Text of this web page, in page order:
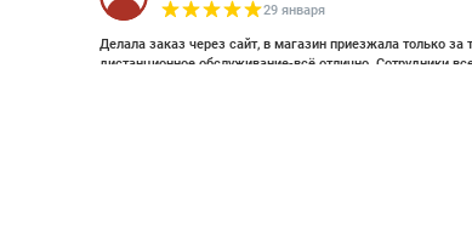
29 января
Делала заказ через сайт, в магазин приезжала только
дистанционное обслуживание-всё отлично. Сотрудники